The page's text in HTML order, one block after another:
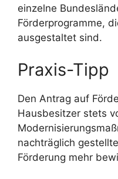
einzelne
Förderprogramme,
ausgestaltet sind.
Praxis-Tipp
Den Antrag auf
Hausbesitzer stets
nachträglich
Förderung mehr